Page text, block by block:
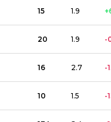
15 1.9
20 1.9 -
16 2.7 -
10 1.5 -